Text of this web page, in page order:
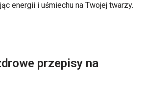
energii i uśmiechu na Twojej twarzy.
przepisy na